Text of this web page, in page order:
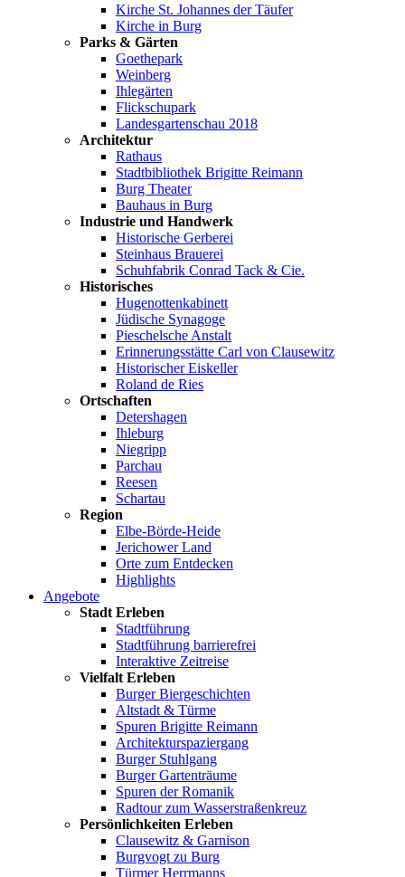
Kirche St. Johannes der Täufer
Kirche in Burg
Parks & Gärten
Goethepark
Weinberg
Ihlegärten
Flickschupark
Landesgartenschau 2018
Architektur
Rathaus
Stadtbibliothek Brigitte Reimann
Burg Theater
Bauhaus in Burg
Industrie und Handwerk
Historische Gerberei
Steinhaus Brauerei
Schuhfabrik Conrad Tack & Cie.
Historisches
Hugenottenkabinett
Jüdische Synagoge
Pieschelsche Anstalt
Erinnerungsstätte Carl von Clausewitz
Historischer Eiskeller
Roland de Ries
Ortschaften
Detershagen
Ihleburg
Niegripp
Parchau
Reesen
Schartau
Region
Elbe-Börde-Heide
Jerichower Land
Orte zum Entdecken
Highlights
Angebote
Stadt Erleben
Stadtführung
Stadtführung barrierefrei
Interaktive Zeitreise
Vielfalt Erleben
Burger Biergeschichten
Altstadt & Türme
Spuren Brigitte Reimann
Architekturspaziergang
Burger Stuhlgang
Burger Gartenträume
Spuren der Romanik
Radtour zum Wasserstraßenkreuz
Persönlichkeiten Erleben
Clausewitz & Garnison
Burgvogt zu Burg
Türmer Herrmanns